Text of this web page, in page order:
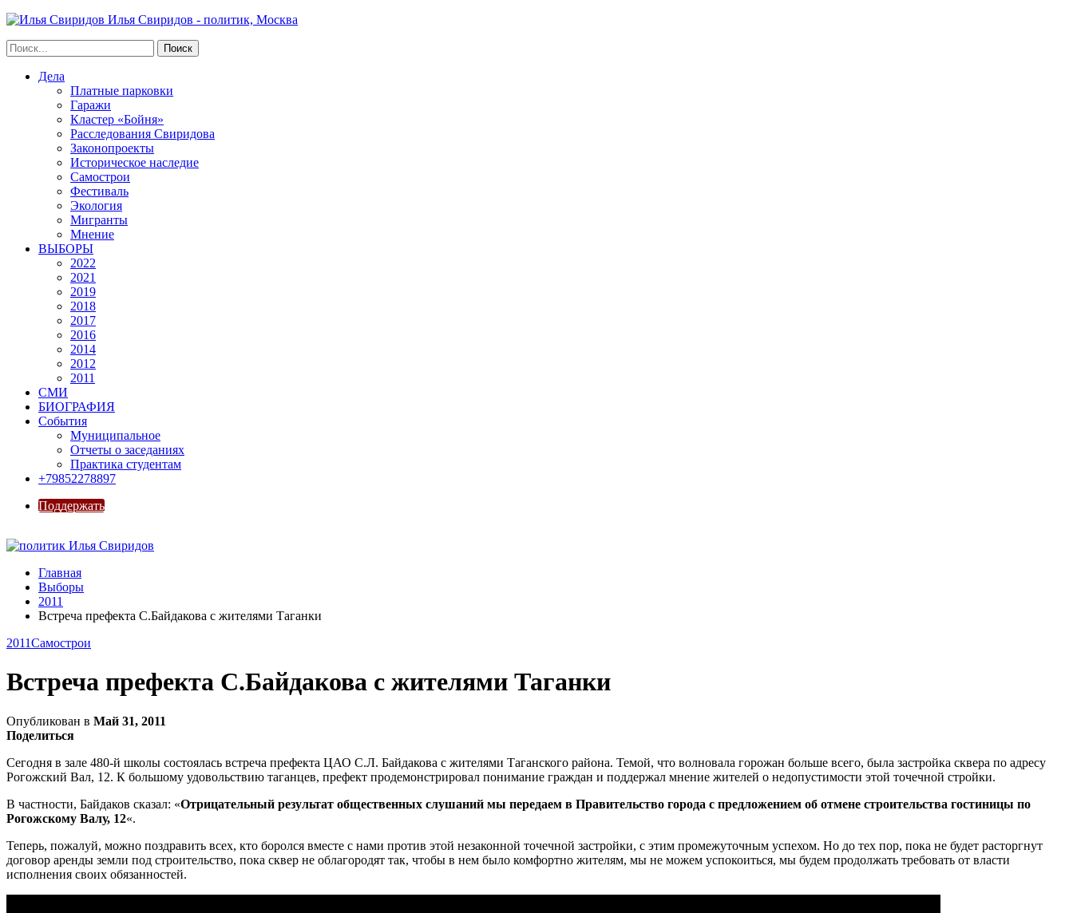
Илья Свиридов - политик, Москва
Дела
Платные парковки
Гаражи
Кластер «Бойня»
Расследования Свиридова
Законопроекты
Историческое наследие
Самострои
Фестиваль
Экология
Мигранты
Мнение
ВЫБОРЫ
2022
2021
2019
2018
2017
2016
2014
2012
2011
СМИ
БИОГРАФИЯ
События
Муниципальное
Отчеты о заседаниях
Практика студентам
+79852278897
Поддержать
Главная
Выборы
2011
Встреча префекта С.Байдакова с жителями Таганки
2011Самострои
Встреча префекта С.Байдакова с жителями Таганки
Опубликован в Май 31, 2011
Поделиться
Сегодня в зале 480-й школы состоялась встреча префекта ЦАО С.Л. Байдакова с жителями Таганского района. Темой, что волновала горожан больше всего, была застройка сквера по адресу
Рогожский Вал, 12. К большому удовольствию таганцев, префект продемонстрировал понимание граждан и поддержал мнение жителей о недопустимости этой точечной стройки.
В частности, Байдаков сказал: «Отрицательный результат общественных слушаний мы передаем в Правительство города с предложением об отмене строительства гостиницы по
Рогожскому Валу, 12«.
Теперь, пожалуй, можно поздравить всех, кто боролся вместе с нами против этой незаконной точечной застройки, с этим промежуточным успехом. Но до тех пор, пока не будет расторгнут
договор аренды земли под строительство, пока сквер не облагородят так, чтобы в нем было комфортно жителям, мы не можем успокоиться, мы будем продолжать требовать от власти
исполнения своих обязанностей.